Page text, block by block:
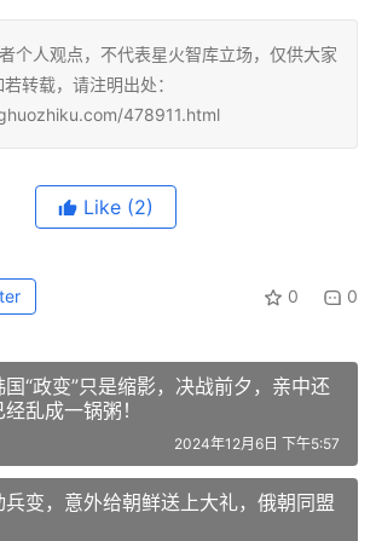
个人观点，不代表星火智库立场，仅供大家
转载，请注明出处：
478911.html
Like (2)
0 0
“政变”只是缩影，决战前夕，亲中还
乱成一锅粥！
2024年12月6日 下午5:57
变，意外给朝鲜送上大礼，俄朝同盟